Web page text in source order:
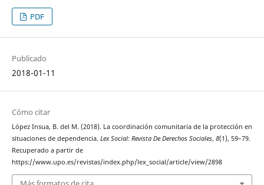
PDF
Publicado
2018-01-11
Cómo citar
López Insua, B. del M. (2018). La coordinación comunitaria de la protección en
situaciones de dependencia. Lex Social: Revista De Derechos Sociales, 8(1), 59–79.
Recuperado a partir de
https://www.upo.es/revistas/index.php/lex_social/article/view/2898